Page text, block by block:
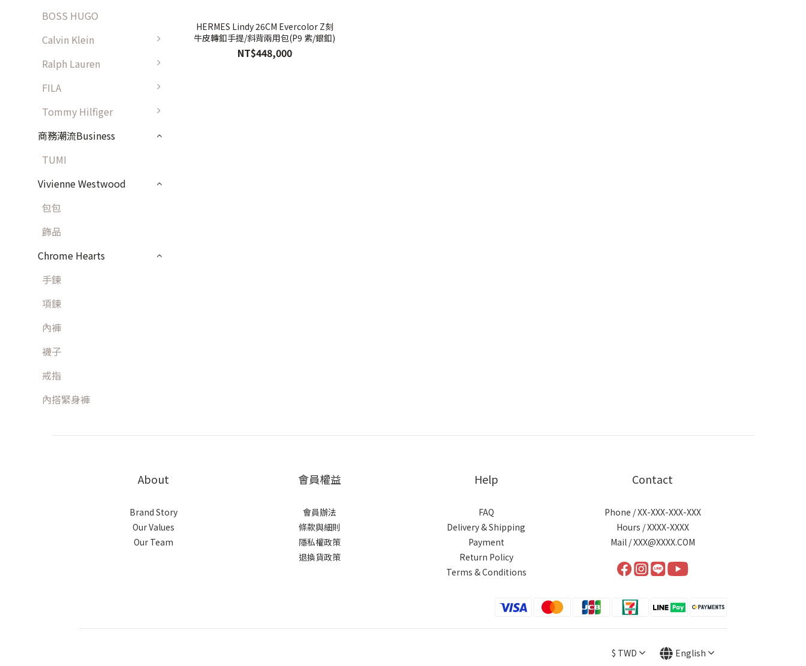
BOSS HUGO
Calvin Klein
Ralph Lauren
FILA
Tommy Hilfiger
商務潮流Business
TUMI
Vivienne Westwood
包包
飾品
Chrome Hearts
手鍊
項鍊
內褲
襪子
戒指
內搭緊身褲
HERMES Lindy 26CM Evercolor Z刻
牛皮轉釦手提/斜背兩用包(P9 紫/銀釦)
NT$448,000
About
Brand Story
Our Values
Our Team
會員權益
會員辦法
條款與細則
隱私權政策
退換貨政策
Help
FAQ
Delivery & Shipping
Payment
Return Policy
Terms & Conditions
Contact
Phone / XX-XXX-XXX-XXX
Hours / XXXX-XXXX
Mail / XXX@XXXX.COM
$ TWD English